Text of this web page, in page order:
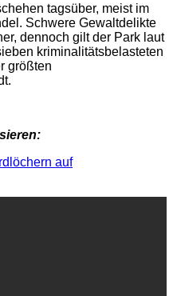
tagsüber, meist im
Schwere Gewaltdelikte
dennoch gilt der Park laut
kriminalitätsbelasteten
größten
auf